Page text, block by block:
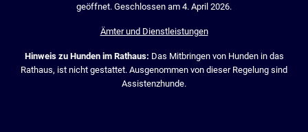
geöffnet. Geschlossen am 4. April 2026.
Ämter und Dienstleistungen
Hinweis zu Hunden im Rathaus: Das Mitbringen von Hunden in das
Rathaus, ist nicht gestattet. Ausgenommen von dieser Regelung sind
Assistenzhunde.